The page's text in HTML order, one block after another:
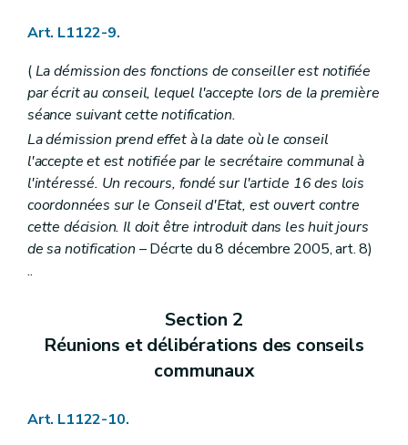
Section 5
Art. L2212-57
Art. L2212-58
Art. L2212-59
Art. L2212-60
Art. L2212-61
Sous-section 2 Le receveur
Art. L2212-62
Art. L2212-63
Art. L2212-64
Art. L2212-65
Art. L2212-66
Art. L2212-70
Art. L2212-71
Art. L2212-72
Section 6 Les commissaires d'arrondissement
Art. L2212-74
Art. L1122-9.
(La démission des fonctions de conseiller est notifiée
par écrit au conseil, lequel l'accepte lors de la première
séance suivant cette notification.
La démission prend effet à la date où le conseil
l'accepte et est notifiée par le secrétaire communal à
l'intéressé. Un recours, fondé sur l'article 16 des lois
coordonnées sur le Conseil d'Etat, est ouvert contre
cette décision. Il doit être introduit dans les huit jours
de sa notification – Décrte du 8 décembre 2005, art. 8)
..
Section 2
Réunions et délibérations des conseils
communaux
Art. L1122-10.